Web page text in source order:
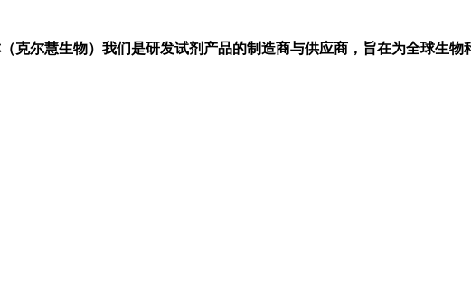
克尔慧生物）我们是研发试剂产品的制造商与供应商，旨在为全球生